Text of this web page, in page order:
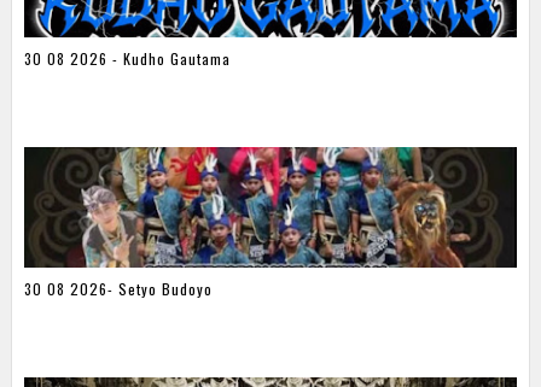
30 08 2026 - Kudho Gautama
30 08 2026- Setyo Budoyo